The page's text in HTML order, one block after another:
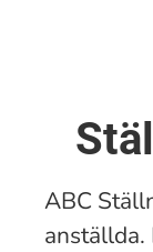
ABC
anställda.